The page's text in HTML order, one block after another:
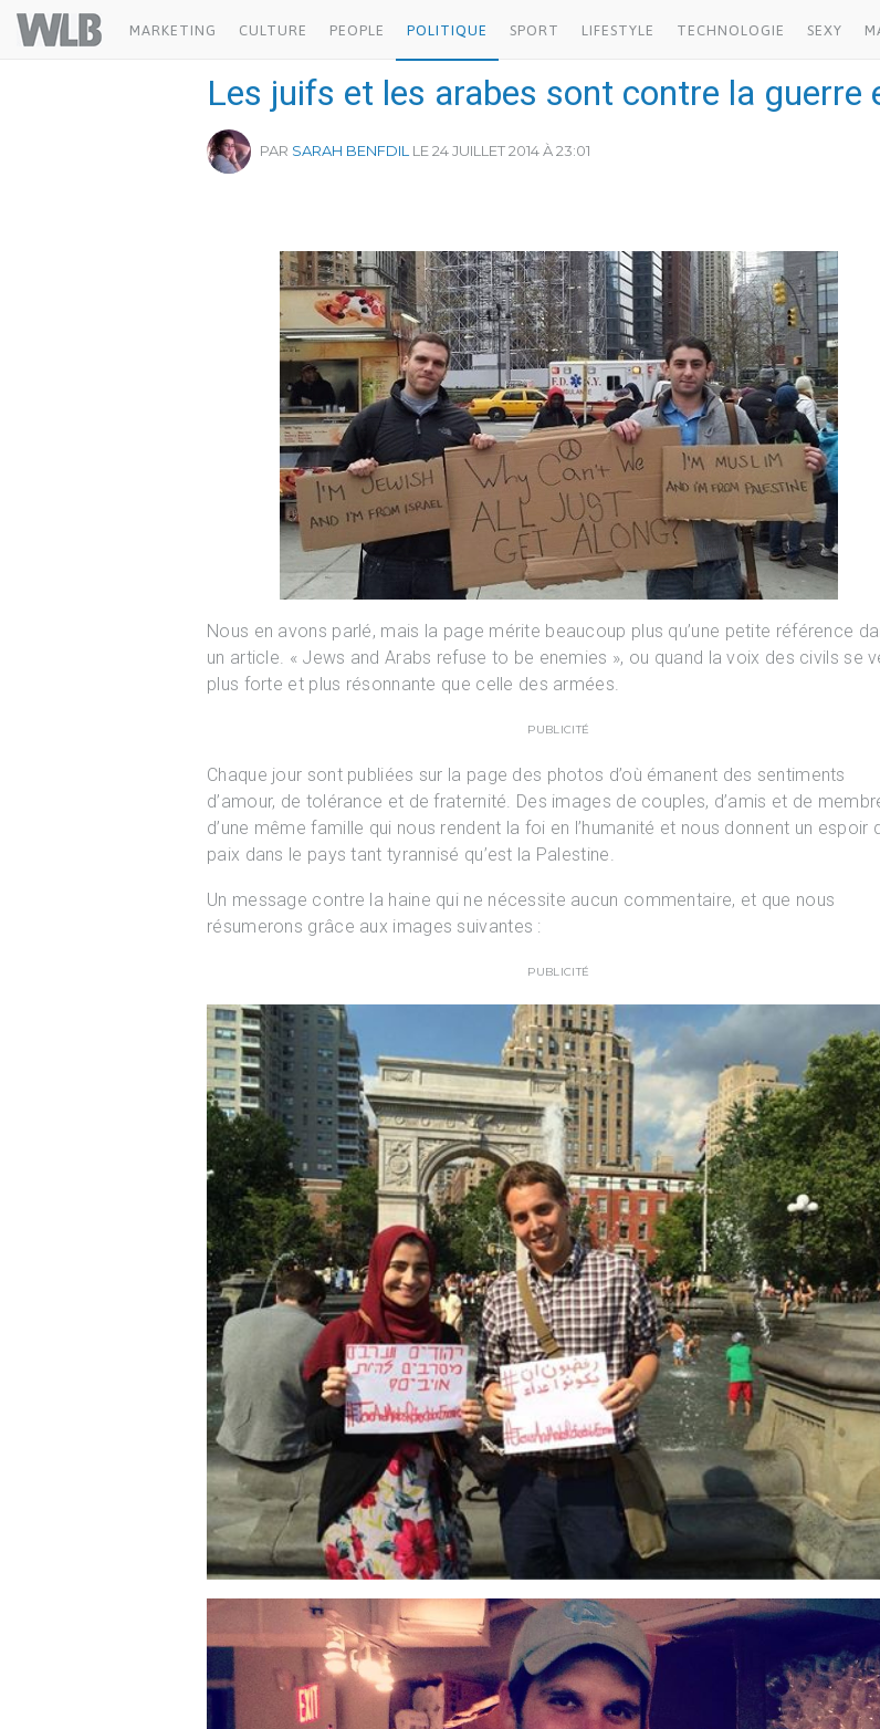
Welovebuzz
MARKETING CULTURE PEOPLE POLITIQUE SPORT LIFESTYLE TECHNOLOGIE SEXY
Les juifs et les arabes sont contre la guerre
PAR SARAH BENFDIL LE 24 JUILLET 2014 À 23:01
Nous en avons parlé, mais la page mérite beaucoup plus qu’une petite référence
un article. « Jews and Arabs refuse to be enemies », ou quand la voix des civils se
plus forte et plus résonnante que celle des armées.
PUBLICITÉ
Chaque jour sont publiées sur la page des photos d’où émanent des sentiments
d’amour, de tolérance et de fraternité. Des images de couples, d’amis et de
d’une même famille qui nous rendent la foi en l’humanité et nous donnent un espoir
paix dans le pays tant tyrannisé qu’est la Palestine.
Un message contre la haine qui ne nécessite aucun commentaire, et que nous
résumerons grâce aux images suivantes :
PUBLICITÉ